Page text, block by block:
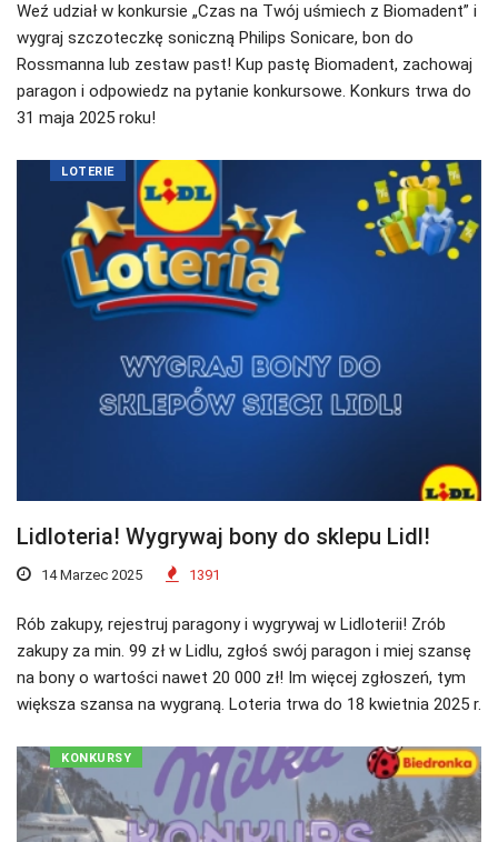
Weź udział w konkursie „Czas na Twój uśmiech z Biomadent” i
wygraj szczoteczkę soniczną Philips Sonicare, bon do
Rossmanna lub zestaw past! Kup pastę Biomadent, zachowaj
paragon i odpowiedz na pytanie konkursowe. Konkurs trwa do
31 maja 2025 roku!
LOTERIE
Lidloteria! Wygrywaj bony do sklepu Lidl!
14 Marzec 2025 1391
Rób zakupy, rejestruj paragony i wygrywaj w Lidloterii! Zrób
zakupy za min. 99 zł w Lidlu, zgłoś swój paragon i miej szansę
na bony o wartości nawet 20 000 zł! Im więcej zgłoszeń, tym
większa szansa na wygraną. Loteria trwa do 18 kwietnia 2025 r.
KONKURSY